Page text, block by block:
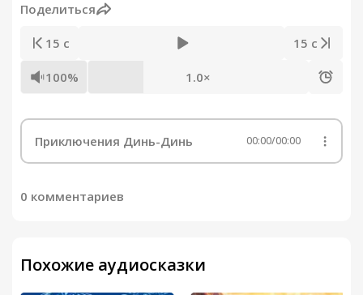
Поделиться
15 с 15 с
100% 1.0×
Приключения Динь-Динь 00:00/00:00
0 комментариев
Похожие аудиосказки